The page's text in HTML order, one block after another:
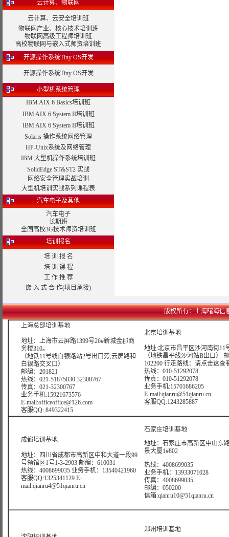
云计算、物联网
云计算、云安全培训班
物联网产业、核心技术培训班
物联网高级工程师培训班
高校物联网与嵌入式师资培训班
开源操作系统Tiny OS开发
开源操作系统Tiny OS开发
小型机系统管理
IBM AIX 6 Basics培训班
IBM AIX 6 System II培训班
IBM AIX 6 System II培训班
Solaris 操作系统网络管理
HP-Unix系统及网络管理
IBM 大型机操作系统培训班
SolidEdge ST&ST2 实战
网络安全管理实战培训
大型机培训实战系列课程表
汽车电子及其他
汽车电子
长期班
全国高校3G技术师资培训班
培训报名
培 训 报 名
培 训 课 程
工 作 推 荐
嵌 入 式 合 作(项目承接)
版权所有：上海曙海信
上海总部培训基地
地址：上海市云屏路1399号26#新城金郡商
务楼310。
（地铁11号线白银路站2号出口旁,云屏路和
白银路交叉口）
邮编：201821
热线：021-51875830 32300767
传真：021-32300767
业务手机:15921673576
E-mail:officeoffice@126.com
客服QQ: 849322415
北京培训基地
地址:北京市昌平区沙河南街11
（地铁昌平线沙河站B出口）
102200 行走路线： 请点击这查
热线：010-51292078
传真：010-51292078
业务手机:15701686205
E-mail:qianru@51qianru.cn
客服QQ:1243285887
成都培训基地
地址：四川省成都市高新区中和大道一段99
号领馆区1号1-3-2903 邮编：610031
热线：4008699035 业务手机：13540421960
客服QQ:1325341129 E-
mail:qianru4@51qianru.cn
石家庄培训基地
地址：石家庄市高新区中山东
景大厦1#802
热线：4008699035
业务手机：13933071028
传真：4008699035
邮编：050200
信箱:qianru10@51qianru.cn
郑州培训基地